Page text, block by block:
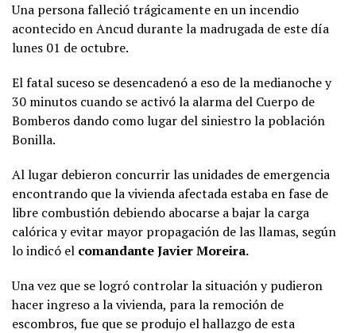
Una persona falleció trágicamente en un incendio
acontecido en Ancud durante la madrugada de este día
lunes 01 de octubre.
El fatal suceso se desencadenó a eso de la medianoche y
30 minutos cuando se activó la alarma del Cuerpo de
Bomberos dando como lugar del siniestro la población
Bonilla.
Al lugar debieron concurrir las unidades de emergencia
encontrando que la vivienda afectada estaba en fase de
libre combustión debiendo abocarse a bajar la carga
calórica y evitar mayor propagación de las llamas, según
lo indicó el comandante Javier Moreira.
Una vez que se logró controlar la situación y pudieron
hacer ingreso a la vivienda, para la remoción de
escombros, fue que se produjo el hallazgo de esta